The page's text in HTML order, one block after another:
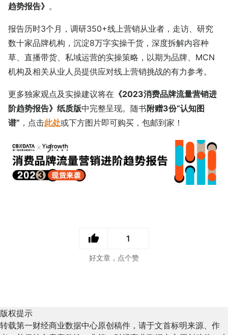
趋势报告》 。
报告历时3个月，调研350+线上营销从业者，走访、研究
数十家品牌机构，沉淀8万字实操干货，深度拆解内容种
草、直播带货、私域运营的实操策略，以期为品牌、MCN
机构及相关从业人员提供应对线上营销挑战的有力参考。
更多独家观点及实操建议将在 《2023消费品牌流量营销进
阶趋势报告》纸质版中完整呈现。随书附赠3份“认知图
谱” ，点击此处或下方图片即可购买，包邮到家！
1
好文章，点个赞
版权提示
转载第一财经商业数据中心原创稿件，请于文首标明来源、作